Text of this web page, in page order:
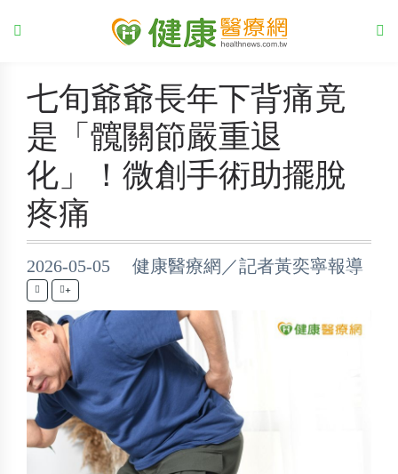
七旬爺爺長年下背痛竟
是「髖關節嚴重退
化」！微創手術助擺脫
疼痛
2026-05-05 健康醫療網／記者黃奕寧報導
+